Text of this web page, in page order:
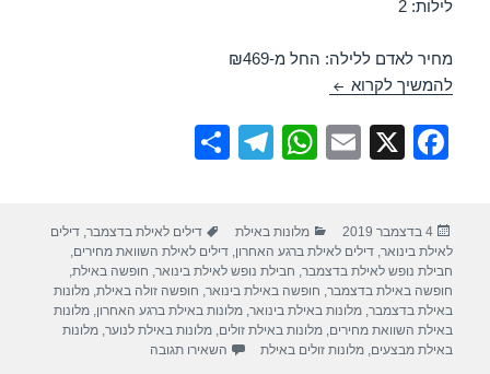
לילות: 2
מחיר לאדם ללילה: החל מ-₪469
להמשיך לקרוא מלון נפטון – אילת 12/12/2019
F
e
b
o
o
X
E
W
s
A
p
p
T
gr
a
m
e
פורסם
בתאריך
4 בדצמבר 2019 קטגוריות
מלונות באילת תגיות
דילים לאילת בדצמבר,דילים
לאילת בינואר,דילים לאילת ברגע האחרון,דילים לאילת השוואת מחירים,
חבילת נופש לאילת בדצמבר, חבילת נופש לאילת בינואר, חופשה באילת,
חופשה באילת בדצמבר, חופשה באילת בינואר, חופשה זולה באילת,מלונות
באילת בדצמבר,מלונות באילת בינואר,מלונות באילת ברגע האחרון,מלונות
באילת השוואת מחירים,מלונות באילת זולים,מלונות באילת לנוער,מלונות
באילת מבצעים,מלונות זולים באילת השאירו תגובה